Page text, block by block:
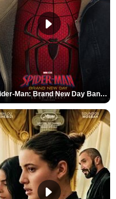
Spider-Man: Brand New Day Bande-annonce VO STFR